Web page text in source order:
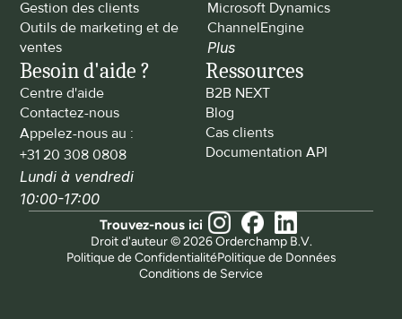
Gestion des clients
Outils de marketing et de
ventes
Microsoft Dynamics
ChannelEngine
Plus
Besoin d'aide ?
Centre d'aide
Contactez-nous
Appelez-nous au :
+31 20 308 0808
Lundi à vendredi
10:00-17:00
Ressources
B2B NEXT
Blog
Cas clients
Documentation API
Droit d'auteur © 2026 Orderchamp B.V.
Conditions de Service
Politique de ConfidentialitéPolitique de Données
Trouvez-nous ici